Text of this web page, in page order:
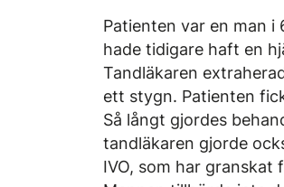
Patienten var en man i
hade tidigare haft en
Tandläkaren
ett stygn. Patienten
Så långt gjordes
tandläkaren gjorde
IVO, som har granskat